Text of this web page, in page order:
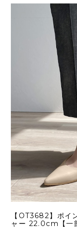
【OT3682】ポイ
ャー 22.0cm【一